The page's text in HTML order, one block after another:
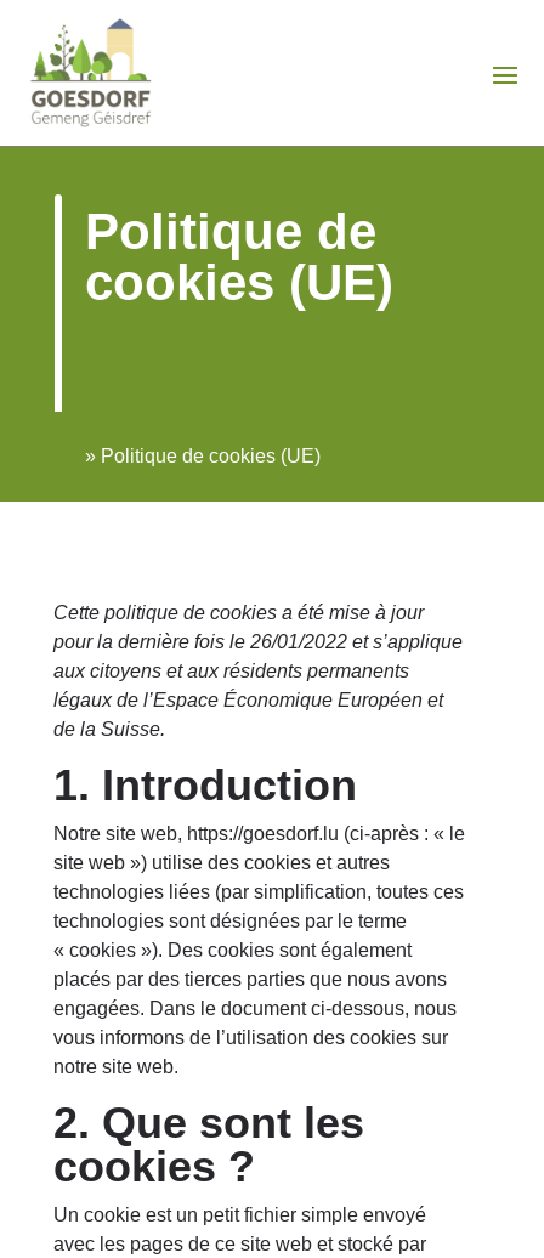
Politique de
cookies (UE)
» Politique de cookies (UE)
Cette politique de cookies a été mise à jour
pour la dernière fois le 26/01/2022 et s’applique
aux citoyens et aux résidents permanents
légaux de l’Espace Économique Européen et
de la Suisse.
1. Introduction
Notre site web, https://goesdorf.lu (ci-après : « le
site web ») utilise des cookies et autres
technologies liées (par simplification, toutes ces
technologies sont désignées par le terme
« cookies »). Des cookies sont également
placés par des tierces parties que nous avons
engagées. Dans le document ci-dessous, nous
vous informons de l’utilisation des cookies sur
notre site web.
2. Que sont les
cookies ?
Un cookie est un petit fichier simple envoyé
avec les pages de ce site web et stocké par